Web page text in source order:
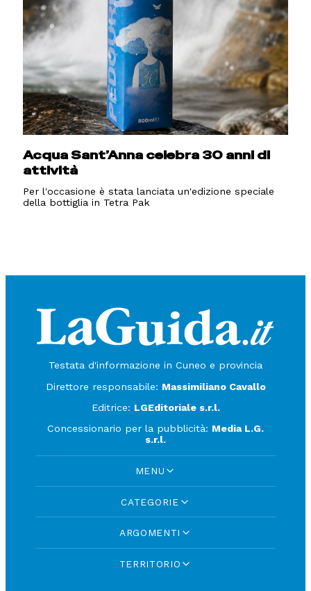
Acqua Sant’Anna celebra 30 anni di
attività
Per l'occasione è stata lanciata un'edizione speciale
della bottiglia in Tetra Pak
Testata d'informazione in Cuneo e provincia
Direttore responsabile: Massimiliano Cavallo
Editrice: LGEditoriale s.r.l.
Concessionario per la pubblicità: Media L.G.
s.r.l.
MENU
CATEGORIE
ARGOMENTI
TERRITORIO